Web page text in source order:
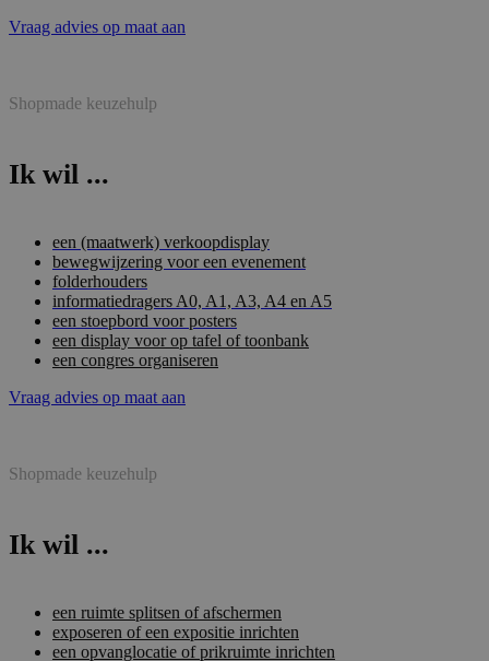
Vraag advies op maat aan
Shopmade keuzehulp
Ik wil ...
een (maatwerk) verkoopdisplay
bewegwijzering voor een evenement
folderhouders
informatiedragers A0, A1, A3, A4 en A5
een stoepbord voor posters
een display voor op tafel of toonbank
een congres organiseren
Vraag advies op maat aan
Shopmade keuzehulp
Ik wil ...
een ruimte splitsen of afschermen
exposeren of een expositie inrichten
een opvanglocatie of prikruimte inrichten